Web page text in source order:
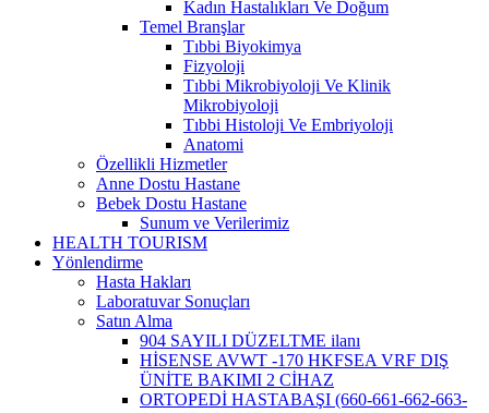
Kadın Hastalıkları Ve Doğum
Temel Branşlar
Tıbbi Biyokimya
Fizyoloji
Tıbbi Mikrobiyoloji Ve Klinik
Mikrobiyoloji
Tıbbi Histoloji Ve Embriyoloji
Anatomi
Özellikli Hizmetler
Anne Dostu Hastane
Bebek Dostu Hastane
Sunum ve Verilerimiz
HEALTH TOURISM
Yönlendirme
Hasta Hakları
Laboratuvar Sonuçları
Satın Alma
904 SAYILI DÜZELTME ilanı
HİSENSE AVWT -170 HKFSEA VRF DIŞ
ÜNİTE BAKIMI 2 CİHAZ
ORTOPEDİ HASTABAŞI (660-661-662-663-